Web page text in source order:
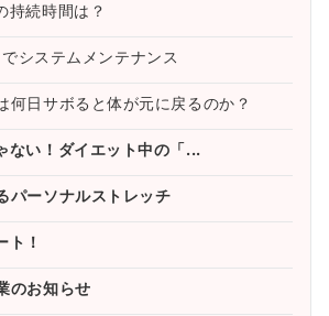
持続時間は？
システムメンテナンス
何日サボると体が元に戻るのか？
ない！ダイエット中の「...
パーソナルストレッチ
ト！
のお知らせ